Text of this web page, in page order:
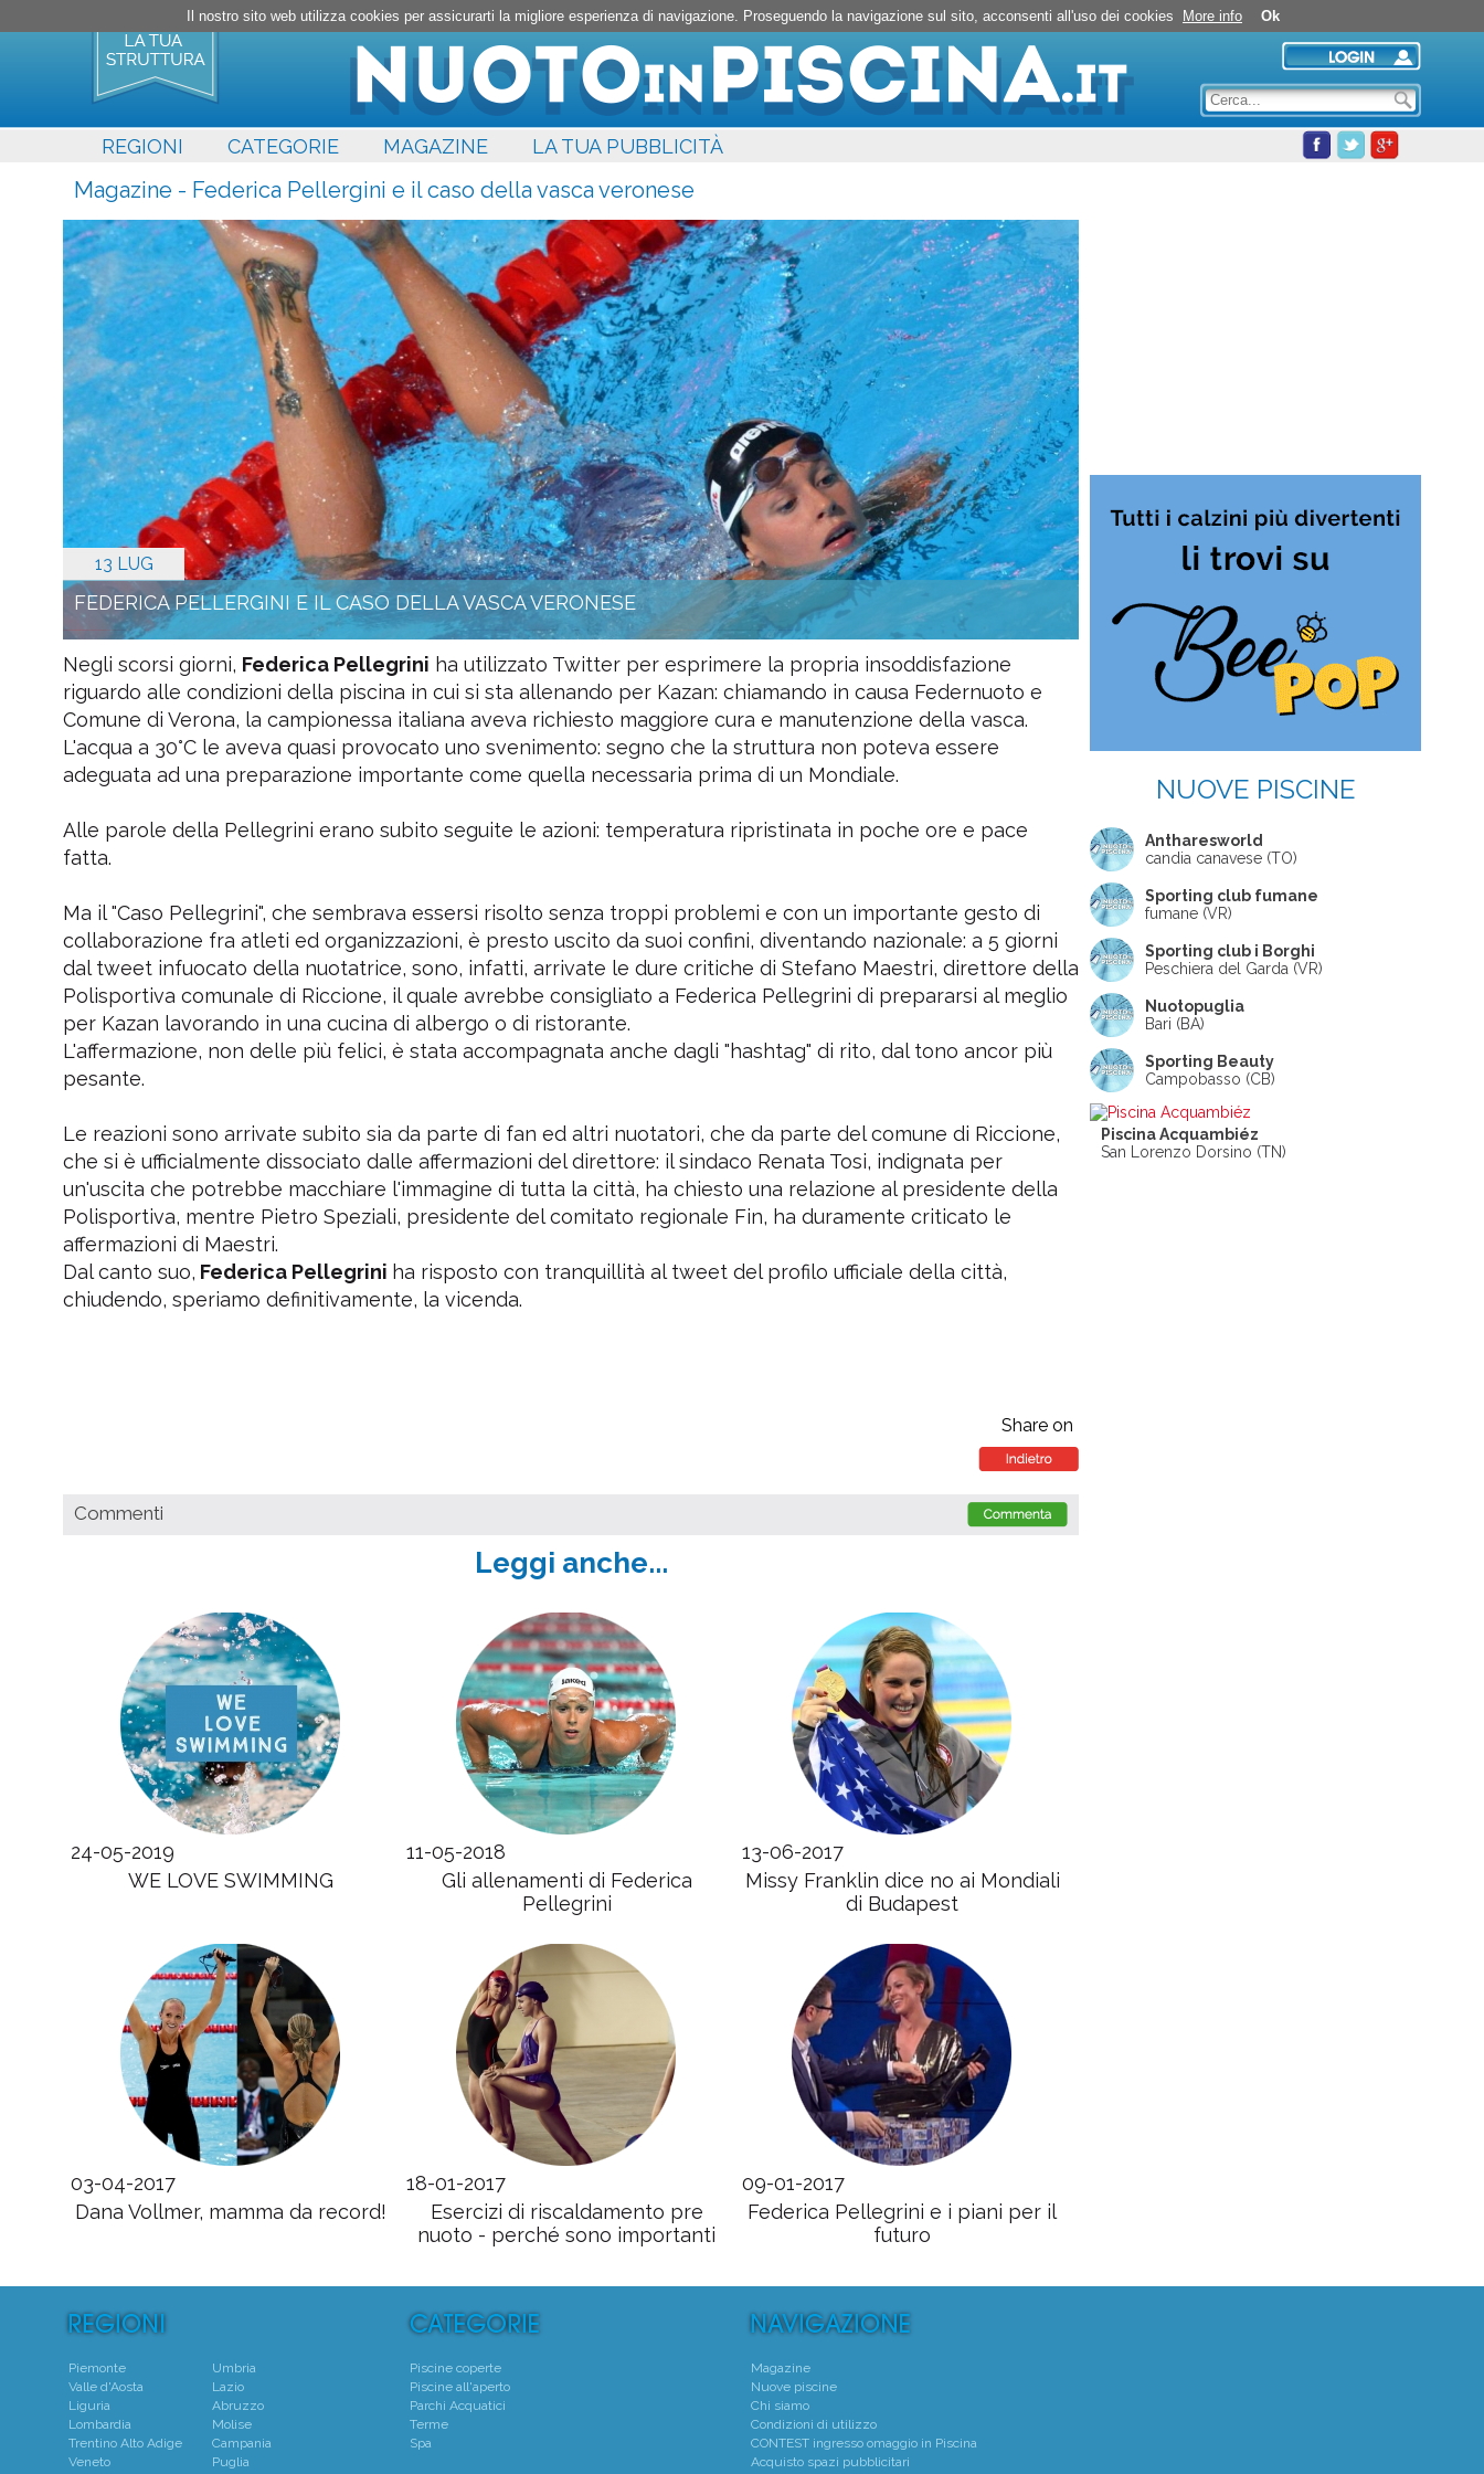
REGIONI CATEGORIE MAGAZINE LA TUA PUBBLICITÀ
Magazine - Federica Pellergini e il caso della vasca veronese
13 LUG
FEDERICA PELLERGINI E IL CASO DELLA VASCA VERONESE
Negli scorsi giorni, Federica Pellegrini ha utilizzato Twitter per esprimere la propria insoddisfazione
riguardo alle condizioni della piscina in cui si sta allenando per Kazan: chiamando in causa Federnuoto e
Comune di Verona, la campionessa italiana aveva richiesto maggiore cura e manutenzione della vasca.
L'acqua a 30°C le aveva quasi provocato uno svenimento: segno che la struttura non poteva essere
adeguata ad una preparazione importante come quella necessaria prima di un Mondiale.
Alle parole della Pellegrini erano subito seguite le azioni: temperatura ripristinata in poche ore e pace
fatta.
Ma il "Caso Pellegrini", che sembrava essersi risolto senza troppi problemi e con un importante gesto di
collaborazione fra atleti ed organizzazioni, è presto uscito da suoi confini, diventando nazionale: a 5 giorni
dal tweet infuocato della nuotatrice, sono, infatti, arrivate le dure critiche di Stefano Maestri, direttore della
Polisportiva comunale di Riccione, il quale avrebbe consigliato a Federica Pellegrini di prepararsi al meglio
per Kazan lavorando in una cucina di albergo o di ristorante.
L'affermazione, non delle più felici, è stata accompagnata anche dagli "hashtag" di rito, dal tono ancor più
pesante.
Le reazioni sono arrivate subito sia da parte di fan ed altri nuotatori, che da parte del comune di Riccione,
che si è ufficialmente dissociato dalle affermazioni del direttore: il sindaco Renata Tosi, indignata per
un'uscita che potrebbe macchiare l'immagine di tutta la città, ha chiesto una relazione al presidente della
Polisportiva, mentre Pietro Speziali, presidente del comitato regionale Fin, ha duramente criticato le
affermazioni di Maestri.
Dal canto suo, Federica Pellegrini ha risposto con tranquillità al tweet del profilo ufficiale della città,
chiudendo, speriamo definitivamente, la vicenda.
Share on
Commenti
Leggi anche...
24-05-2019
WE LOVE SWIMMING
11-05-2018
Gli allenamenti di Federica
Pellegrini
13-06-2017
Missy Franklin dice no ai Mondiali
di Budapest
03-04-2017
Dana Vollmer, mamma da record!
18-01-2017
Esercizi di riscaldamento pre
nuoto - perché sono importanti
09-01-2017
Federica Pellegrini e i piani per il
futuro
NUOVE PISCINE
Antharesworld
candia canavese (TO)
Sporting club fumane
fumane (VR)
Sporting club i Borghi
Peschiera del Garda (VR)
Nuotopuglia
Bari (BA)
Sporting Beauty
Campobasso (CB)
Piscina Acquambiéz
San Lorenzo Dorsino (TN)
Piemonte
Valle d'Aosta
Liguria
Lombardia
Trentino Alto Adige
Veneto
Umbria
Lazio
Abruzzo
Molise
Campania
Puglia
Piscine coperte
Piscine all'aperto
Parchi Acquatici
Terme
Spa
Magazine
Nuove piscine
Chi siamo
Condizioni di utilizzo
CONTEST ingresso omaggio in Piscina
Acquisto spazi pubblicitari
Il nostro sito web utilizza cookies per assicurarti la migliore esperienza di navigazione. Proseguendo la navigazione sul sito, acconsenti all'uso dei cookies More info Ok